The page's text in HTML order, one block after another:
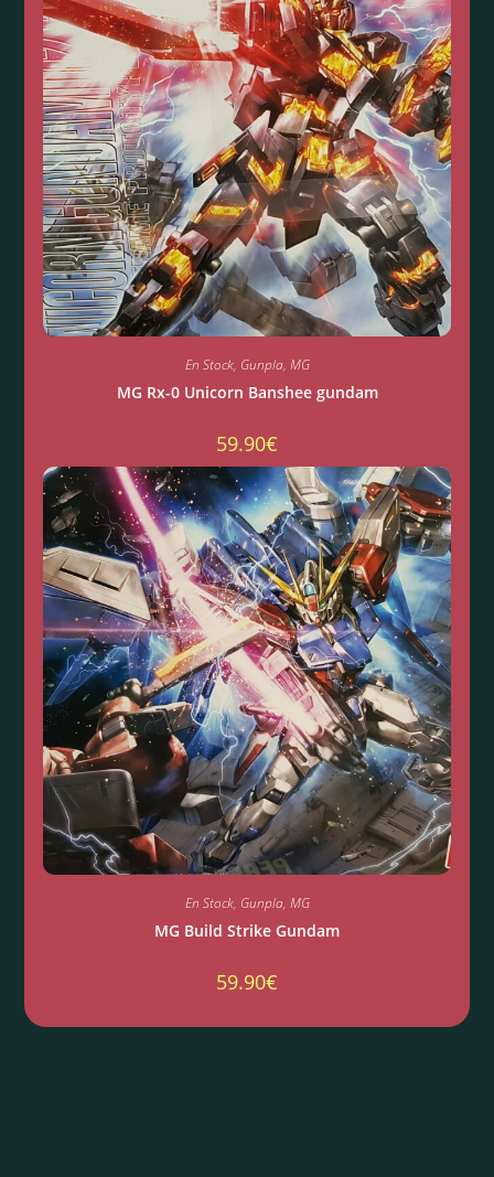
En Stock, Gunpla, MG
MG Rx-0 Unicorn Banshee gundam
59.90€
En Stock, Gunpla, MG
MG Build Strike Gundam
59.90€